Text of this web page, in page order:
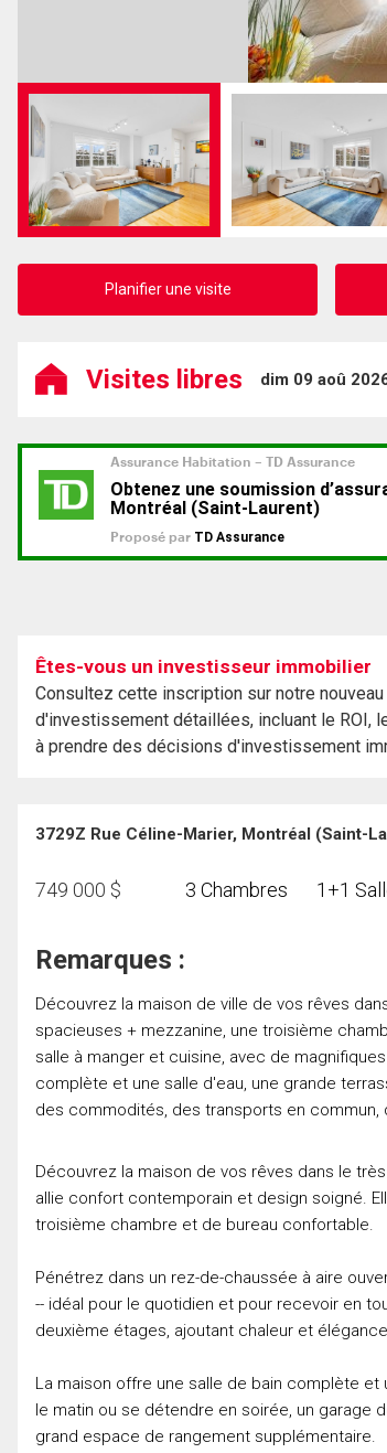
Planifier une visite
Visites libres dim 09 aoû
Êtes-vous un investisseur immobilier
Consultez cette inscription sur notre nouveau
d'investissement détaillées, incluant le ROI,
à prendre des décisions d'investissement
3729Z Rue Céline-Marier, Montréal (Saint-
749 000 $ 3 Chambres 1+1
Remarques :
Découvrez la maison de ville de vos rêves
spacieuses + mezzanine, une troisième
salle à manger et cuisine, avec de
complète et une salle d'eau, une grande
des commodités, des transports en
Découvrez la maison de vos rêves dans le
allie confort contemporain et design soigné.
troisième chambre et de bureau confortable.
Pénétrez dans un rez-de-chaussée à aire
-- idéal pour le quotidien et pour recevoir en
deuxième étages, ajoutant chaleur et
La maison offre une salle de bain complète
le matin ou se détendre en soirée, un garage
grand espace de rangement supplémentaire.